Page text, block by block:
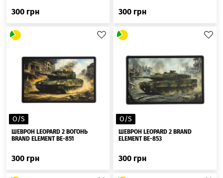
300 грн 300 грн
O/S
ШЕВРОН LEOPARD 2 ВОГОНЬ
BRAND ELEMENT BE-851
300 грн
O/S
ШЕВРОН LEOPARD 2 BRAND
ELEMENT BE-853
300 грн